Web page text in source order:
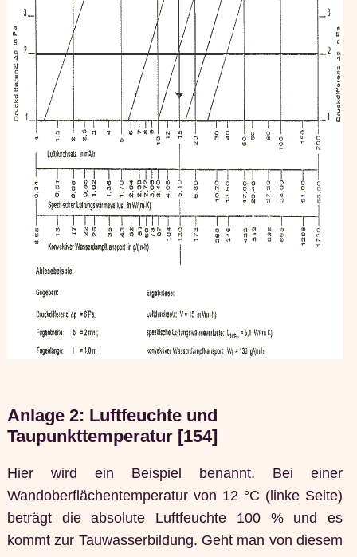
Anlage 2: Luftfeuchte und
Taupunkttemperatur [154]
Hier wird ein Beispiel benannt. Bei einer
Wandoberflächentemperatur von 12 °C (linke Seite)
beträgt die absolute Luftfeuchte 100 % und es
kommt zur Tauwasserbildung. Geht man von diesem